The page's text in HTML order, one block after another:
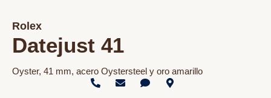
Rolex
Datejust 41
Oyster, 41 mm, acero Oystersteel y oro amarillo